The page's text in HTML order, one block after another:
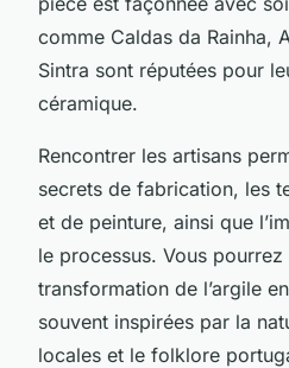
comme Caldas da Rainha,
Sintra sont réputées pour
céramique.
Rencontrer les artisans
secrets de fabrication, les
et de peinture, ainsi que
le processus. Vous
transformation de l’argile
souvent inspirées par la
locales et le folklore